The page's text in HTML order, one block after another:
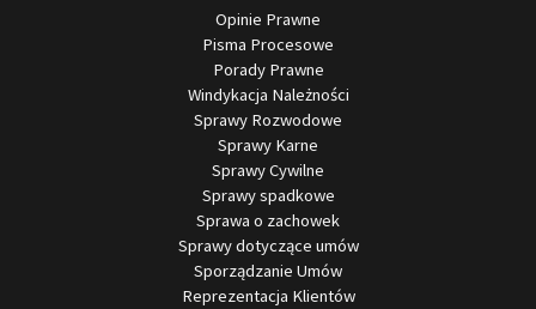
Opinie Prawne
Pisma Procesowe
Porady Prawne
Windykacja Należności
Sprawy Rozwodowe
Sprawy Karne
Sprawy Cywilne
Sprawy spadkowe
Sprawa o zachowek
Sprawy dotyczące umów
Sporządzanie Umów
Reprezentacja Klientów